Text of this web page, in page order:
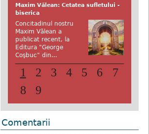
Maxim Vălean: Cetatea sufletului -
biserica
Concitadinul nostru
Maxim Vălean a
publicat recent, la
Editura "George
Coşbuc" din...
1 2 3 4 5 6
7
8
9
Comentarii